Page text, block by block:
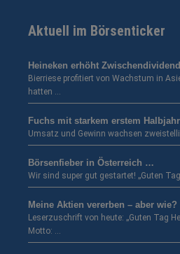
Aktuell im Börsenticker
Heineken erhöht
Bierriese profitiert von Wachstum in
hatten …
Fuchs mit starkem erstem Halbjahr
Umsatz und Gewinn wachsen
Börsenfieber in Österreich …
Wir sind super gut gestartet! „Guten
Meine Aktien vererben – aber wie?
Leserzuschrift von heute: „Guten Tag
Motto: …